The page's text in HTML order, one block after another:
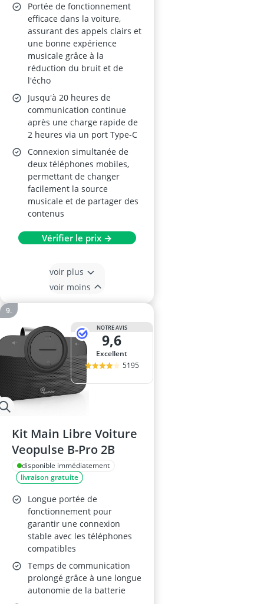
Portée de fonctionnement
efficace dans la voiture,
assurant des appels clairs et
une bonne expérience
musicale grâce à la
réduction du bruit et de
l'écho
Jusqu'à 20 heures de
communication continue
après une charge rapide de
2 heures via un port Type-C
Connexion simultanée de
deux téléphones mobiles,
permettant de changer
facilement la source
musicale et de partager des
contenus
Vérifier le prix →
voir plus
voir moins
NOTRE AVIS
9,6
Excellent
5195
Kit Main Libre Voiture
Veopulse B-Pro 2B
disponible immédiatement
livraison gratuite
Longue portée de
fonctionnement pour
garantir une connexion
stable avec les téléphones
compatibles
Temps de communication
prolongé grâce à une longue
autonomie de la batterie